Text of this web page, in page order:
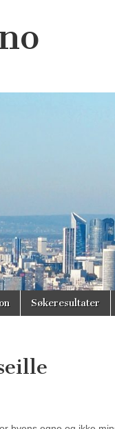
Søkeresultater